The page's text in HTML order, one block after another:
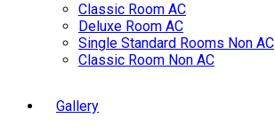
Classic Room AC
Deluxe Room AC
Single Standard Rooms Non AC
Classic Room Non AC
Gallery